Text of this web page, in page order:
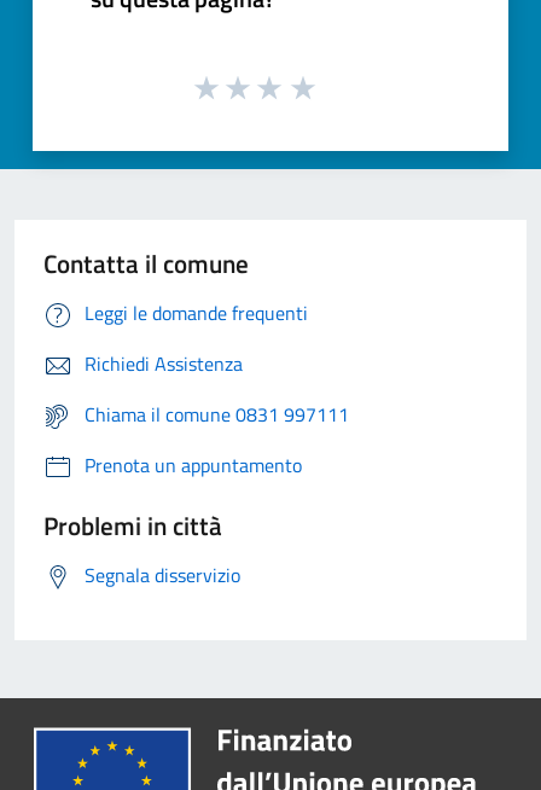
Contatta il comune
Leggi le domande frequenti
Richiedi Assistenza
Chiama il comune 0831 997111
Prenota un appuntamento
Problemi in città
Segnala disservizio